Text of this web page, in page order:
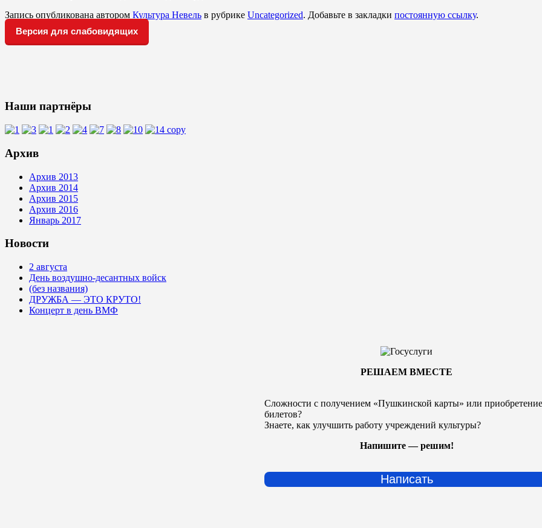
Запись опубликована автором Культура Невель в рубрике Uncategorized. Добавьте в закладки постоянную ссылку.
Версия для слабовидящих
Наши партнёры
Архив
Архив 2013
Архив 2014
Архив 2015
Архив 2016
Январь 2017
Новости
2 августа
День воздушно-десантных войск
(без названия)
ДРУЖБА — ЭТО КРУТО!
Концерт в день ВМФ
РЕШАЕМ ВМЕСТЕ
Сложности с получением «Пушкинской карты» или
билетов?
Знаете, как улучшить работу учреждений культуры?
Напишите — решим!
Написать